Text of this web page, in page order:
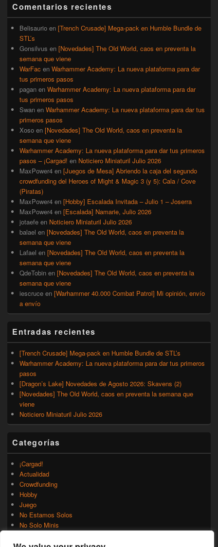
lateral
primaria
Comentarios recientes
Belisaurio en [Trench Crusade] Mega-pack en Humble Bundle de
STL’s
Gonsilvus en [Novedades] The Old World, caos en preventa la
semana que viene
WarFac en Warhammer Academy: La nueva plataforma para dar
tus primeros pasos
pagan en Warhammer Academy: La nueva plataforma para dar
tus primeros pasos
Swan en Warhammer Academy: La nueva plataforma para dar tus
primeros pasos
Xoso en [Novedades] The Old World, caos en preventa la
semana que viene
Warhammer Academy: La nueva plataforma para dar tus primeros
pasos – ¡Cargad! en Noticiero Miniaturil Julio 2026
MaxPower4 en [Juegos de Mesa] Abriendo la caja del segundo
crowdfunding del Heroes of Might & Magic 3 (y 5): Cala / Cove
(Piratas)
MaxPower4 en [Hobby] Escalada Invitada – Julio 1 – Joserra
MaxPower4 en [Escalada] Namarie, Julio 2026
jotaefe en Noticiero Miniaturil Julio 2026
balael en [Novedades] The Old World, caos en preventa la
semana que viene
Lafael en [Novedades] The Old World, caos en preventa la
semana que viene
QdeTobin en [Novedades] The Old World, caos en preventa la
semana que viene
iescruce en [Warhammer 40.000 Combat Patrol] Mi opinión, envío
a envío
Entradas recientes
[Trench Crusade] Mega-pack en Humble Bundle de STL’s
Warhammer Academy: La nueva plataforma para dar tus primeros
pasos
[Dragon’s Lake] Novedades de Agosto 2026: Skavens (2)
[Novedades] The Old World, caos en preventa la semana que
viene
Noticiero Miniaturil Julio 2026
Categorías
¡Cargad!
Actualidad
Crowdfunding
Hobby
Juego
No Estamos Solos
No Solo Minis